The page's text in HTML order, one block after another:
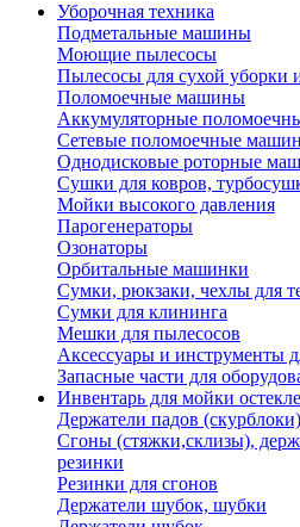
Уборочная техника
Подметальные машины
Моющие пылесосы
Пылесосы для сухой уборки
Поломоечные машины
Аккумуляторные
Сетевые поломоечные
Однодисковые роторные
Сушки для ковров,
Мойки высокого давления
Парогенераторы
Озонаторы
Орбитальные машинки
Сумки, рюкзаки, чехлы для
Сумки для клининга
Мешки для пылесосов
Аксессуары и инструменты
Запасные части для
Инвентарь для мойки
Держатели падов
Сгоны (стяжки,склизы),
резинки
Резинки для сгонов
Держатели шубок, шубки